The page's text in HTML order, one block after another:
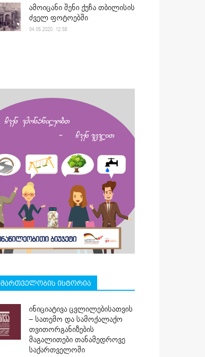
ამოიცანი შენი ქუჩა თბილისის
ძველ ფოტოებში
04.05.2020. 12:58
ისტორია
ინიციატივა ცვლილებისათვის
– სათემო და სამოქალაქო
თვითორგანიზების
მაგალითები თანამედროვე
საქართველოში